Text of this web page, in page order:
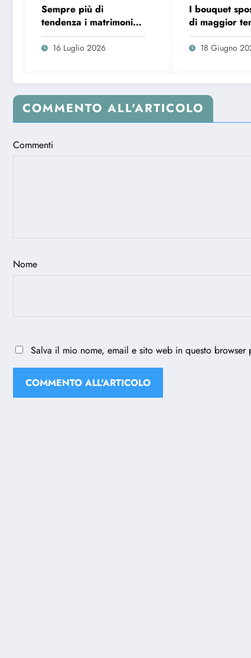
Sempre più di
tendenza i matrimoni
over 65 in Italia
16 Luglio 2026
I bouquet
di maggior
18 Giugno
COMMENTO ALL'ARTICOLO
Commenti
Nome
Salva il mio nome, email e sito web in questo browser